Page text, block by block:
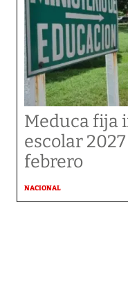
Meduca fija
escolar
febrero
NACIONAL